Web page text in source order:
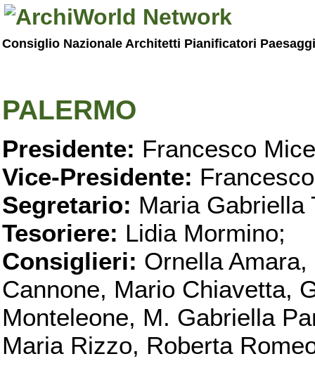
Consiglio Nazionale Architetti Pianificatori
PALERMO
Presidente: Francesco
Vice-Presidente:
Segretario: Maria Gabriella
Tesoriere: Lidia Mormino;
Consiglieri: Ornella
Cannone, Mario Chiavetta,
Monteleone, M. Gabriella
Maria Rizzo, Roberta